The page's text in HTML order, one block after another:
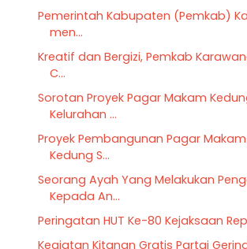
Pemerintah Kabupaten (Pemkab)
men...
Kreatif dan Bergizi, Pemkab
C...
Sorotan Proyek Pagar Makam
Kelurahan ...
Proyek Pembangunan Pagar
Kedung S...
Seorang Ayah Yang Melakukan
Kepada An...
Peringatan HUT Ke-80 Kejaksaan
Kegiatan Kitanan Gratis Partai